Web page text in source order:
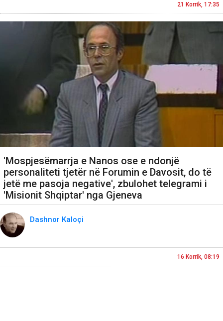
21 Korrik, 17:35
'Mospjesëmarrja e Nanos ose e ndonjë
personaliteti tjetër në Forumin e Davosit, do të
jetë me pasoja negative', zbulohet telegrami i
'Misionit Shqiptar' nga Gjeneva
Dashnor Kaloçi
16 Korrik, 08:19